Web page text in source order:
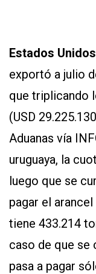
Estados Unidos
exportó a julio
que triplicando
(USD
Aduanas vía
uruguaya, la
luego que se
pagar el
tiene 433.214
caso de que se
pasa a pagar